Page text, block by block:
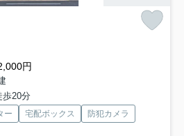
円
歩20分
ー 宅配ボックス
防犯カメラ